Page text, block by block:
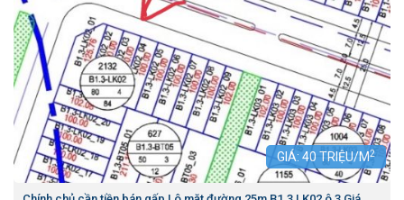
GIÁ: 40 TRIỆU/M2